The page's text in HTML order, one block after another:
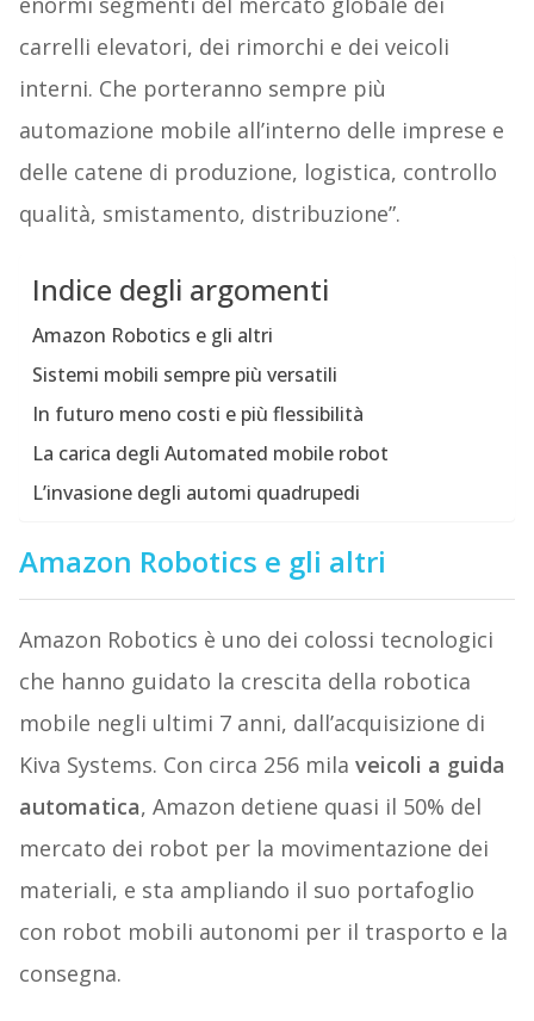
carrelli elevatori, dei rimorchi e dei veicoli
interni. Che porteranno sempre più
automazione mobile all’interno delle imprese e
delle catene di produzione, logistica, controllo
qualità, smistamento, distribuzione”.
Indice degli argomenti
Amazon Robotics e gli altri
Sistemi mobili sempre più versatili
In futuro meno costi e più flessibilità
La carica degli Automated mobile robot
L’invasione degli automi quadrupedi
Amazon Robotics e gli altri
Amazon Robotics è uno dei colossi tecnologici
che hanno guidato la crescita della robotica
mobile negli ultimi 7 anni, dall’acquisizione di
Kiva Systems. Con circa 256 mila veicoli a guida
automatica, Amazon detiene quasi il 50% del
mercato dei robot per la movimentazione dei
materiali, e sta ampliando il suo portafoglio
con robot mobili autonomi per il trasporto e la
consegna.